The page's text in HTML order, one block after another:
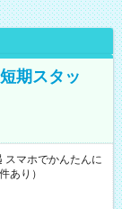
期スタッ
マホでかんたんに
あり）